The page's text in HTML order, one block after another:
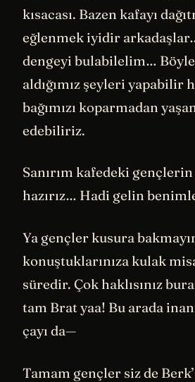
kısacası. Bazen kafayı
eğlenmek iyidir
dengeyi bulabilelim…
aldığımız şeyleri yapabilir
bağımızı koparmadan
edebiliriz.
Sanırım kafedeki
hazırız… Hadi gelin
Ya gençler kusura
konuştuklarınıza kulak
süredir. Çok haklısınız
tam Brat yaa! Bu arada
çayı da—
Tamam gençler siz de